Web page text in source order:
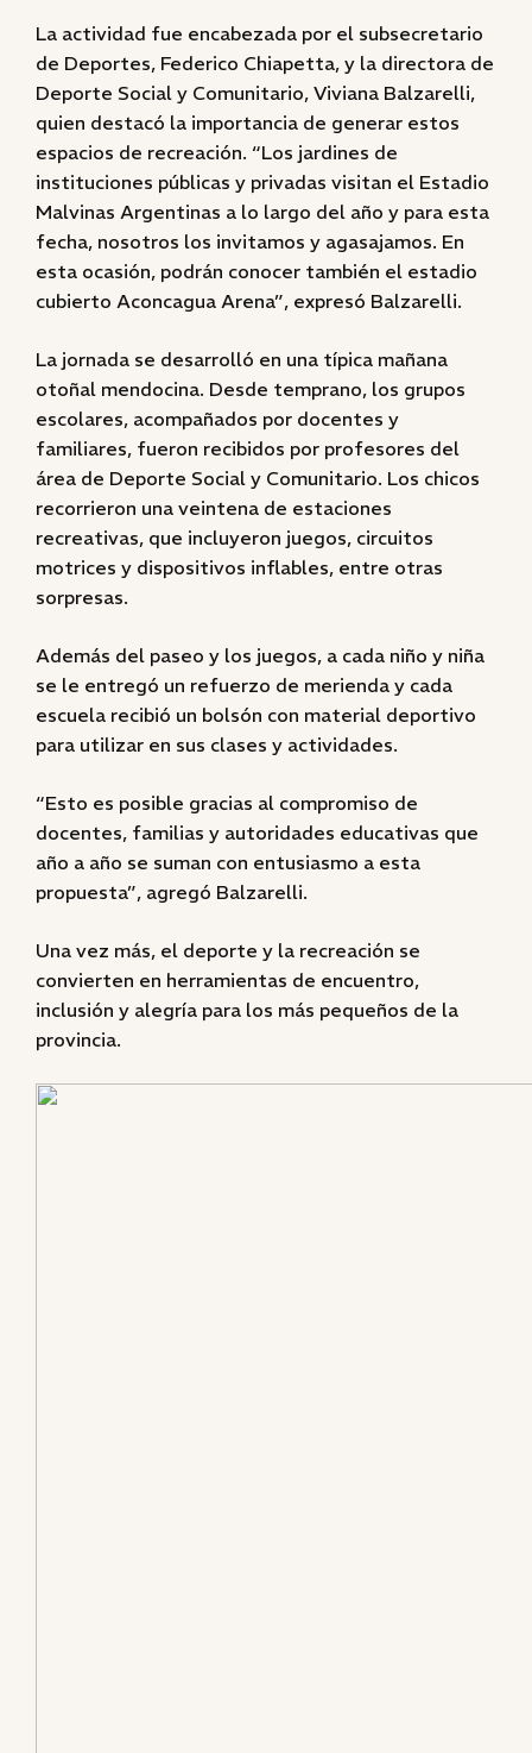
La actividad fue encabezada por el subsecretario
de Deportes, Federico Chiapetta, y la directora de
Deporte Social y Comunitario, Viviana Balzarelli,
quien destacó la importancia de generar estos
espacios de recreación. “Los jardines de
instituciones públicas y privadas visitan el Estadio
Malvinas Argentinas a lo largo del año y para esta
fecha, nosotros los invitamos y agasajamos. En
esta ocasión, podrán conocer también el estadio
cubierto Aconcagua Arena”, expresó Balzarelli.
La jornada se desarrolló en una típica mañana
otoñal mendocina. Desde temprano, los grupos
escolares, acompañados por docentes y
familiares, fueron recibidos por profesores del
área de Deporte Social y Comunitario. Los chicos
recorrieron una veintena de estaciones
recreativas, que incluyeron juegos, circuitos
motrices y dispositivos inflables, entre otras
sorpresas.
Además del paseo y los juegos, a cada niño y niña
se le entregó un refuerzo de merienda y cada
escuela recibió un bolsón con material deportivo
para utilizar en sus clases y actividades.
“Esto es posible gracias al compromiso de
docentes, familias y autoridades educativas que
año a año se suman con entusiasmo a esta
propuesta”, agregó Balzarelli.
Una vez más, el deporte y la recreación se
convierten en herramientas de encuentro,
inclusión y alegría para los más pequeños de la
provincia.